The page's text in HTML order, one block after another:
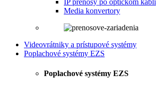
IP prenosy po optickom kábli
Media konvertory
Videovrátniky a prístupové systémy
Poplachové systémy EZS
Poplachové systémy EZS